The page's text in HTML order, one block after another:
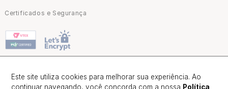
Certificados e Segurança
Champion Brasil | CNPJ: 02.047.418/0001-80 |Alameda Barão de
Este site utiliza cookies para melhorar sua experiência. Ao
continuar navegando, você concorda com a nossa Política